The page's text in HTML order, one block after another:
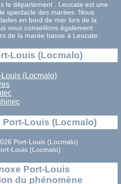
le département . Leucate est une
spectacle des marées. Nous
en bord de mer lors de la
vous conseillons également
de la marée basse à Leucate.
Louis (Locmalo)
(Locmalo)
Port-Louis (Locmalo)
Port-Louis (Locmalo)
Louis (Locmalo)
Port-Louis
du phénomène